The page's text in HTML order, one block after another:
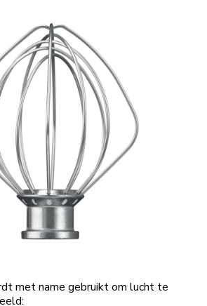
met name gebruikt om lucht te